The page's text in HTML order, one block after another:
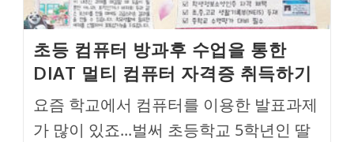
초등 컴퓨터 방과후 수업을 통한
DIAT 멀티 컴퓨터 자격증 취득하기
요즘 학교에서 컴퓨터를 이용한 발표과제
가 많이 있죠...벌써 초등학교 5학년인 딸